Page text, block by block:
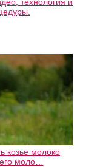
козье молоко
моло…